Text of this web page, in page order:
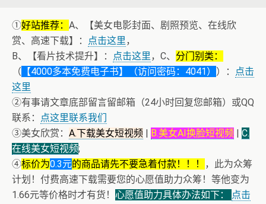
①好站推荐： A、【美女电影封面、剧照预览、在线欣
赏、高速下载】：
点击这里，
B、【看片技术提升】：
点击这里，C、 分门别类：
（ 【4000多本免费电子书】（访问密码：4041） ）：
点击
这里
②有事请文章底部留言留邮箱（24小时回复您邮箱）或QQ
联系：
点这里联系我们
③美女欣赏： A.下载美女短视频 | B.美女AI换脸短视频 | C.
在线美女短视频;
④标价为0.3元的商品请先不要急着付款！！！
，此为众筹
计划！付费高速下载需要您的心愿值助力众筹！等他变为
1.66元等价格时才有货！ 心愿值助力具体办法如下：
点击